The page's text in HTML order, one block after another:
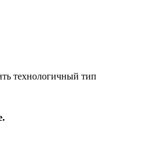
технологичный тип